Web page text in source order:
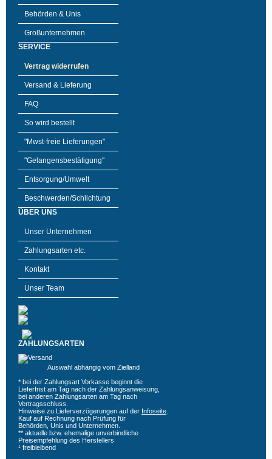
Behörden & Unis
Großunternehmen
SERVICE
Vertrag widerrufen
Versand & Lieferung
FAQ
So wird bestellt
"Mwst-freie Lieferungen"
"Gelangensbestätigung"
Entsorgung/Umwelt
Beschwerden/Schlichtung
ÜBER UNS
Unser Unternehmen
Zahlungsarten etc.
Kontakt
Unser Team
ZAHLUNGSARTEN
Auswahl abhängig vom Zielland
* bei der Zahlungsart Vorkasse beginnt die
Lieferfrist am Tag nach der Zahlungsanweisung,
bei anderen Zahlungsarten am Tag nach
Vertragsschluss.
Hinweise zu Lieferverzögerungen auf der Infoseite
Kauf auf Rechnung nach Prüfung für
Behörden, Unis und Unternehmen.
** aktuelle bzw. ehemalige unverbindliche
Preisempfehlung des Herstellers
¹ freibleibend